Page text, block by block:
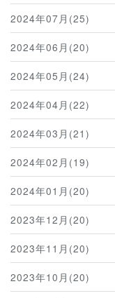
2024年07月(25)
2024年06月(20)
2024年05月(24)
2024年04月(22)
2024年03月(21)
2024年02月(19)
2024年01月(20)
2023年12月(20)
2023年11月(20)
2023年10月(20)